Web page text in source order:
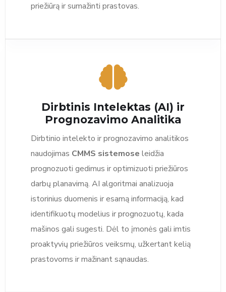
priežiūrą ir sumažinti prastovas.
Dirbtinis Intelektas (AI) ir
Prognozavimo Analitika
Dirbtinio intelekto ir prognozavimo analitikos
naudojimas CMMS sistemose leidžia
prognozuoti gedimus ir optimizuoti priežiūros
darbų planavimą. AI algoritmai analizuoja
istorinius duomenis ir esamą informaciją, kad
identifikuotų modelius ir prognozuotų, kada
mašinos gali sugesti. Dėl to įmonės gali imtis
proaktyvių priežiūros veiksmų, užkertant kelią
prastovoms ir mažinant sąnaudas.